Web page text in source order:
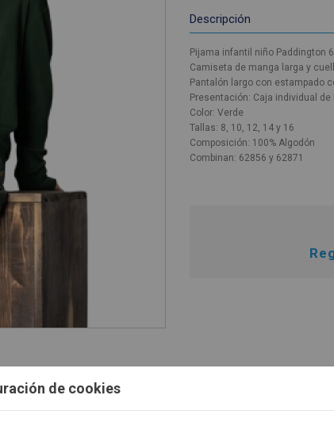
Descripción
Pijama infantil niño Paddington
Camiseta de manga larga y
Pantalón largo con estampado
Presentación: Caja individual de
Color: Verde
Tallas: 8, 10, 12, 14 y 16
Composición: 100% Algodón
Combinan: 62856 y 62871
de cookies